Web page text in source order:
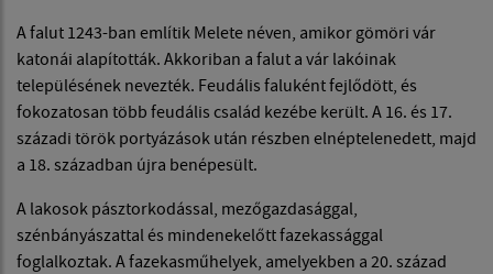
A falut 1243-ban említik Melete néven, amikor gömöri vár
katonái alapították. Akkoriban a falut a vár lakóinak
településének nevezték. Feudális faluként fejlődött, és
fokozatosan több feudális család kezébe került. A 16. és 17.
századi török ​​portyázások után részben elnéptelenedett, majd
a 18. században újra benépesült.
A lakosok pásztorkodással, mezőgazdasággal,
szénbányászattal és mindenekelőtt fazekassággal
foglalkoztak. A fazekasműhelyek, amelyekben a 20. század